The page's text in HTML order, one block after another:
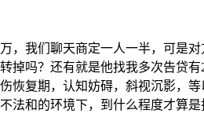
我们聊天商定一人一半，可是
掉吗？还有就是他找我多次告贷
恢复期，认知妨碍，斜视沉影，
法和的环境下，到什么程度才算是